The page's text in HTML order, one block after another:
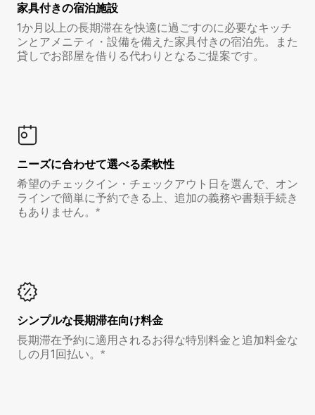
家具付き⁠の宿⁠泊⁠施⁠設
1か月以上の長期滞在を快適に過ごすのに必要なキッチ
ンとアメニティ・設備を備えた家具付きの宿泊先。また
貸しでお部屋を借りる代わりとなるご提案です。
ニーズに合わせて選べる柔軟性
希望のチェックイン・チェックアウト日を選んで、オン
ラインで簡単に予約できる上、追加の義務や書類手続き
もありません。*
シンプルな長期滞在向け料金
長期滞在予約に適用されるお得な特別料金と追加料金な
しの月1回払い。*